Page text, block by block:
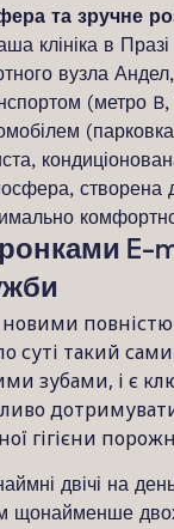
та зручне
клініка в
вузла
(метро B,
створена
E-
суті такий
зубами, і є
гігієни
двічі на
щонайменше